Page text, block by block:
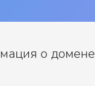
о домене